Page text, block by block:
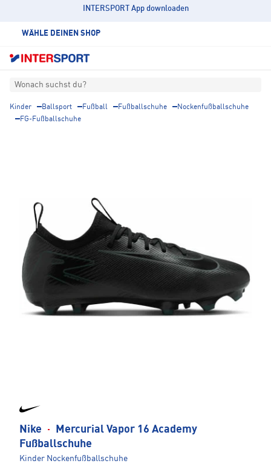
INTERSPORT App downloaden
WÄHLE DEINEN SHOP
Wonach suchst du?
Kinder Ballsport Fußball Fußballschuhe
Nockenfußballschuhe
FG-Fußballschuhe
Nike ·
Mercurial Vapor 16 Academy
Fußballschuhe
Kinder Nockenfußballschuhe